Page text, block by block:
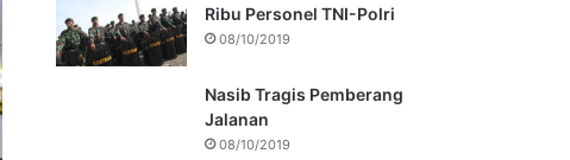
Ribu Personel TNI-Polri
08/10/2019
Nasib Tragis Pemberang
Jalanan
08/10/2019